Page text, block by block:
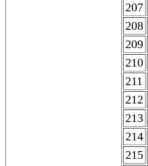
207
208
209
210
211
212
213
214
215